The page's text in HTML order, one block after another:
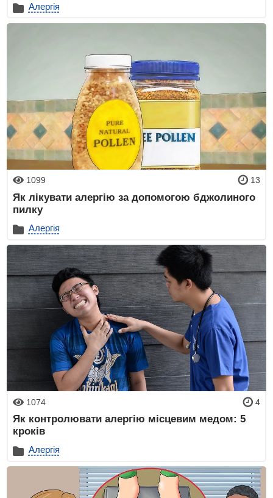
Алергія
1099 13
Як лікувати алергію за допомогою бджолиного
пилку
Алергія
1074 4
Як контролювати алергію місцевим медом: 5
кроків
Алергія